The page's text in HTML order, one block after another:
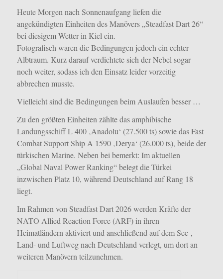
Heute Morgen nach Sonnenaufgang liefen die
angekündigten Einheiten des Manövers „Steadfast Dart 26“
bei diesigem Wetter in Kiel ein.
Fotografisch waren die Bedingungen jedoch ein echter
Albtraum. Kurz darauf verdichtete sich der Nebel sogar
noch weiter, sodass ich den Einsatz leider vorzeitig
abbrechen musste.
Vielleicht sind die Bedingungen beim Auslaufen besser …
Zu den größten Einheiten zählte das amphibische
Landungsschiff L 400 ‚Anadolu‘ (27.500 ts) sowie das Fast
Combat Support Ship A 1590 ‚Derya‘ (26.000 ts), beide der
türkischen Marine. Neben bei bemerkt: Im aktuellen
„Global Naval Power Ranking“ belegt die Türkei
inzwischen Platz 10, während Deutschland auf Rang 18
liegt.
Im Rahmen von Steadfast Dart 2026 werden Kräfte der
NATO Allied Reaction Force (ARF) in ihren
Heimatländern aktiviert und anschließend auf dem See-,
Land- und Luftweg nach Deutschland verlegt, um dort an
weiteren Manövern teilzunehmen.